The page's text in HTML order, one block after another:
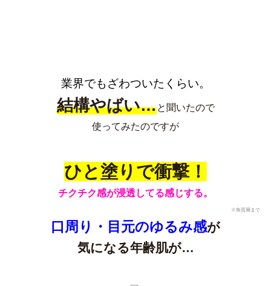
業界でもざわついたくらい。
結構やばい…と聞いたので
使ってみたのですが
ひと塗りで衝撃！
チクチク感が浸透してる感じする。
※角質層まで
口周り・目元のゆるみ感が
気になる年齢肌が…